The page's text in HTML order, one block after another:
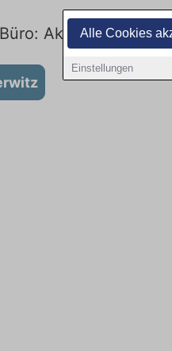
Alle Cookies
Einstellungen
Aktuell gibt es